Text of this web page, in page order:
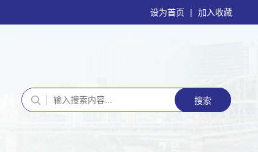
设为首页 | 加入收藏